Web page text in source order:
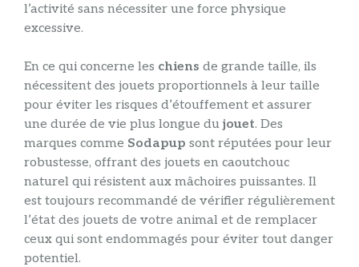
l’activité sans nécessiter une force physique
excessive.
En ce qui concerne les chiens de grande taille, ils
nécessitent des jouets proportionnels à leur taille
pour éviter les risques d’étouffement et assurer
une durée de vie plus longue du jouet. Des
marques comme Sodapup sont réputées pour leur
robustesse, offrant des jouets en caoutchouc
naturel qui résistent aux mâchoires puissantes. Il
est toujours recommandé de vérifier régulièrement
l’état des jouets de votre animal et de remplacer
ceux qui sont endommagés pour éviter tout danger
potentiel.